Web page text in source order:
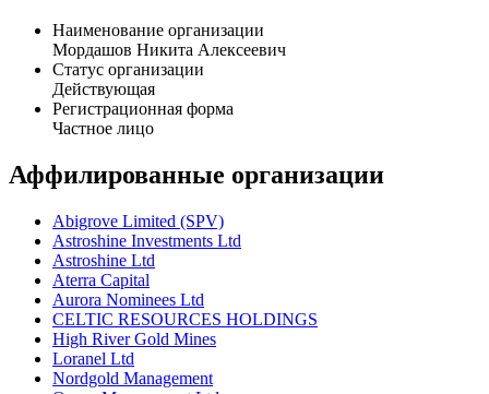
Наименование организации
Мордашов Никита Алексеевич
Статус организации
Действующая
Регистрационная форма
Частное лицо
Аффилированные организации
Abigrove Limited (SPV)
Astroshine Investments Ltd
Astroshine Ltd
Aterra Capital
Aurora Nominees Ltd
CELTIC RESOURCES HOLDINGS
High River Gold Mines
Loranel Ltd
Nordgold Management